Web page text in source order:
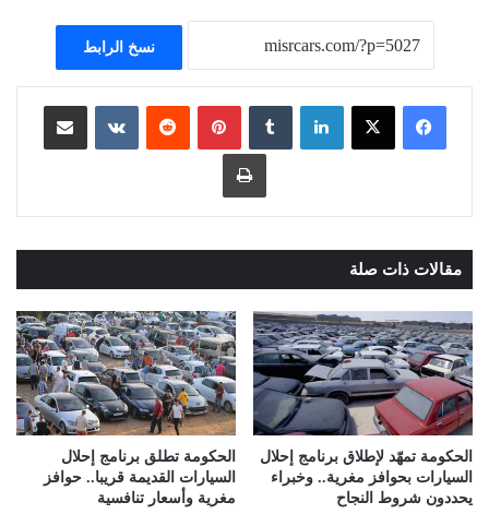
نسخ الرابط
لينكدإن ‏Tumblr بينتيريست
‏Reddit
‏VKontakte مشاركة عبر البريد
طباعة
مقالات ذات صلة
الحكومة تمهّد لإطلاق برنامج إحلال
السيارات بحوافز مغرية.. وخبراء
يحددون شروط النجاح
الحكومة تطلق برنامج إحلال
السيارات القديمة قريبا.. حوافز
مغرية وأسعار تنافسية